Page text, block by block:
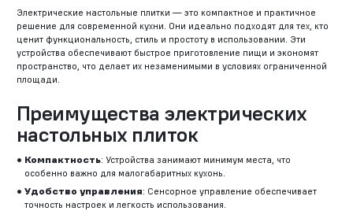
Электрические настольные плитки — это компактное и практичное
решение для современной кухни. Они идеально подходят для тех, кто
ценит функциональность, стиль и простоту в использовании. Эти
устройства обеспечивают быстрое приготовление пищи и экономят
пространство, что делает их незаменимыми в условиях ограниченной
площади.
Преимущества электрических
настольных плиток
Компактность: Устройства занимают минимум места, что
особенно важно для малогабаритных кухонь.
Удобство управления: Сенсорное управление обеспечивает
точность настроек и легкость использования.